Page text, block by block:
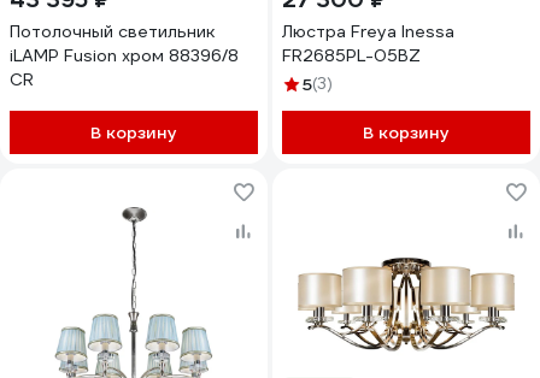
Потолочный светильник
iLAMP Fusion хром 88396/8
CR
В корзину
Люстра Freya Inessa
FR2685PL-05BZ
5(3)
В корзину